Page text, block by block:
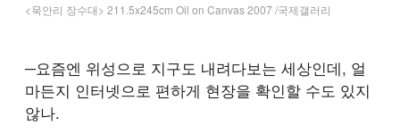
<묵안리 장수대> 211.5x245cm Oil on Canvas 2007 /국제갤러리
─요즘엔 위성으로 지구도 내려다보는 세상인데, 얼
마든지 인터넷으로 편하게 현장을 확인할 수도 있지
않나.